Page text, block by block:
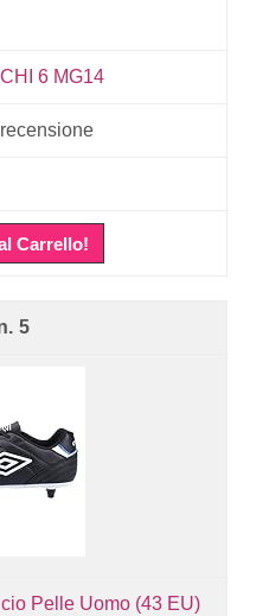
6 MG14
Carrello!
5
Pelle Uomo (43 EU)